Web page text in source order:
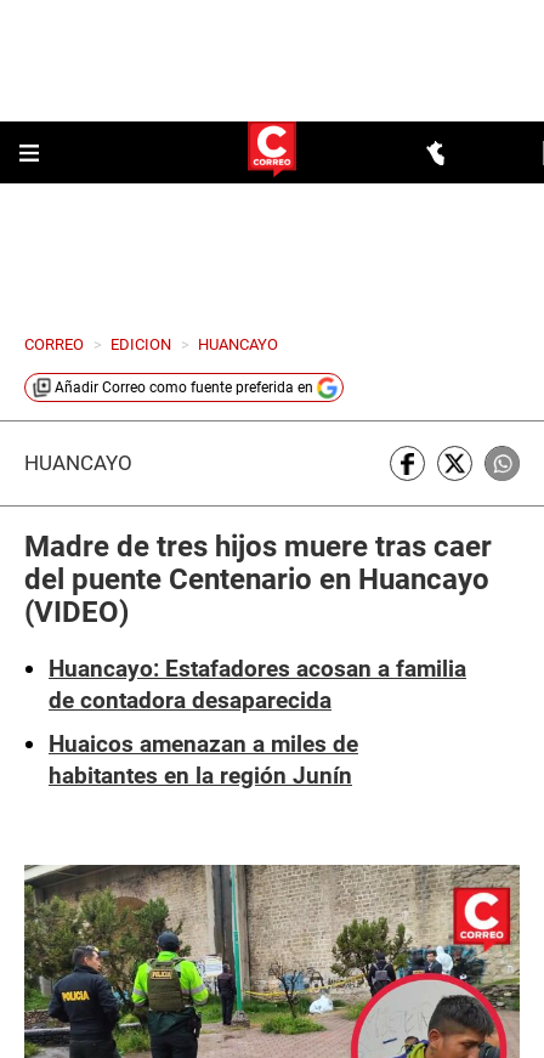
CORREO > EDICION > HUANCAYO
Añadir Correo como fuente preferida en
HUANCAYO
Madre de tres hijos muere tras caer
del puente Centenario en Huancayo
(VIDEO)
Huancayo: Estafadores acosan a familia
de contadora desaparecida
Huaicos amenazan a miles de
habitantes en la región Junín